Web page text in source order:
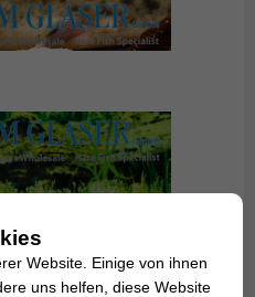
Website. Einige von ihnen
uns helfen, diese Website